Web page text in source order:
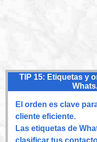
TIP 15: Etiquetas y
El orden es clave
cliente eficiente.
Las etiquetas de
clasificar tus